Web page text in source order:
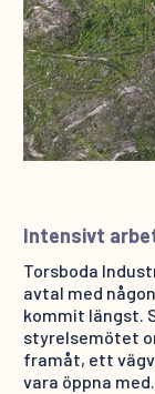
Intensivt
Torsboda
avtal med
kommit längst.
styrelsemötet
framåt, ett
vara öppna med.